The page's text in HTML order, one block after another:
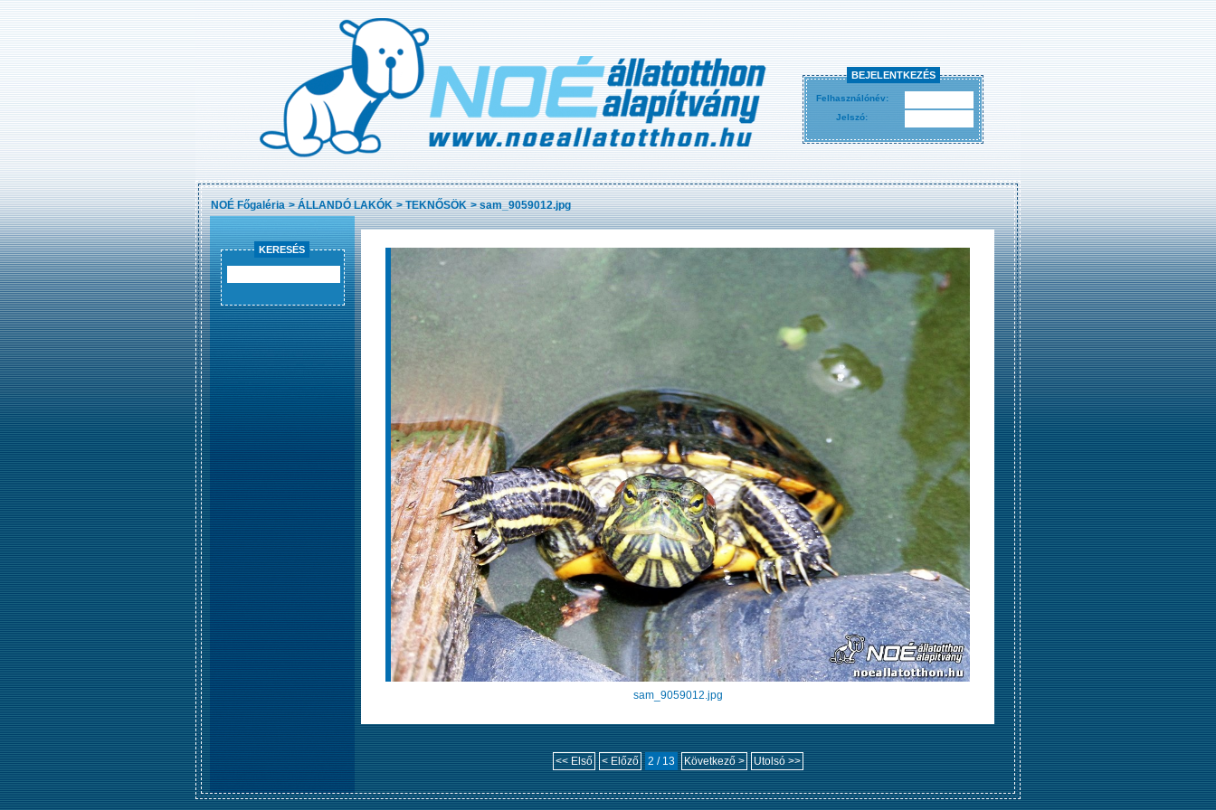
BEJELENTKEZÉS
Felhasználónév:
Jelszó:
NOÉ Főgaléria >ÁLLANDÓ LAKÓK >TEKNŐSÖK >sam_9059012.jpg
KERESÉS
sam_9059012.jpg
<< Első < Előző 2 / 13 Következő > Utolsó >>